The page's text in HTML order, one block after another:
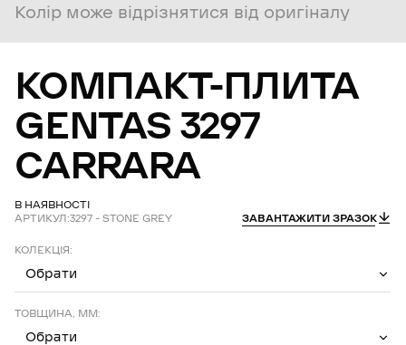
Колір може відрізнятися від оригіналу
КОМПАКТ-ПЛИТА
GENTAS3297
CARRARA
В НАЯВНОСТІ
АРТИКУЛ:3297 – STONE GREY ЗАВАНТАЖИТИ ЗРАЗОК
КОЛЕКЦІЯ:
Обрати
ТОВЩИНА, ММ:
Обрати